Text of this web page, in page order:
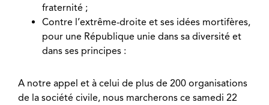
fraternité ;
Contre l’extrême-droite et ses idées mortifères,
pour une République unie dans sa diversité et
dans ses principes :
A notre appel et à celui de plus de 200 organisations
de la société civile, nous marcherons ce samedi 22